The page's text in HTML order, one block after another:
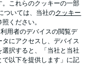
これらのクッキーの一部
ついては、当社のクッキー
ください。
用者のデバイスの閲覧デ
にアクセスし、デバイス
択すると、「当社と当社
以下を提供します」に記